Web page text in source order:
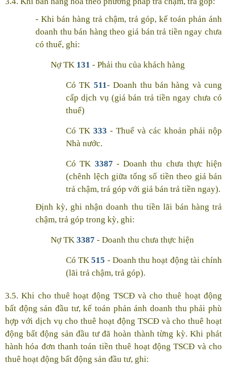
- Khi bán hàng trả chậm, trả góp, kế toán phản ánh
doanh thu bán hàng theo giá bán trả tiền ngay chưa
có thuế, ghi:
Nợ TK 131 - Phải thu của khách hàng
Có TK 511- Doanh thu bán hàng và cung
cấp dịch vụ (giá bán trả tiền ngay chưa có
thuế)
Có TK 333 - Thuế và các khoản phải nộp
Nhà nước.
Có TK 3387 - Doanh thu chưa thực hiện
(chênh lệch giữa tổng số tiền theo giá bán
trả chậm, trả góp với giá bán trả tiền ngay).
Định kỳ, ghi nhận doanh thu tiền lãi bán hàng trả
chậm, trả góp trong kỳ, ghi:
Nợ TK 3387 - Doanh thu chưa thực hiện
Có TK515 - Doanh thu hoạt động tài chính
(lãi trả chậm, trả góp).
3.5. Khi cho thuê hoạt động TSCĐ và cho thuê hoạt động
bất động sản đầu tư, kế toán phản ánh doanh thu phải phù
hợp với dịch vụ cho thuê hoạt động TSCĐ và cho thuê hoạt
động bất động sản đầu tư đã hoàn thành từng kỳ. Khi phát
hành hóa đơn thanh toán tiền thuê hoạt động TSCĐ và cho
thuê hoạt động bất động sản đầu tư, ghi: